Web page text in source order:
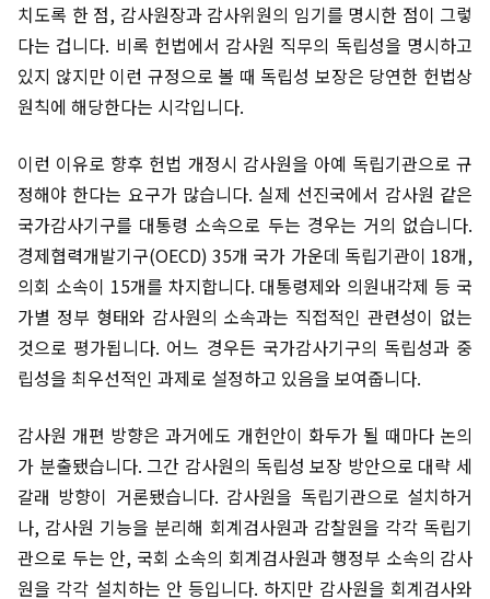
치도록 한 점, 감사원장과 감사위원의 임기를 명시한 점이 그렇
다는 겁니다. 비록 헌법에서 감사원 직무의 독립성을 명시하고
있지 않지만 이런 규정으로 볼 때 독립성 보장은 당연한 헌법상
원칙에 해당한다는 시각입니다.
이런 이유로 향후 헌법 개정시 감사원을 아예 독립기관으로 규
정해야 한다는 요구가 많습니다. 실제 선진국에서 감사원 같은
국가감사기구를 대통령 소속으로 두는 경우는 거의 없습니다.
경제협력개발기구(OECD) 35개 국가 가운데 독립기관이 18개,
의회 소속이 15개를 차지합니다. 대통령제와 의원내각제 등 국
가별 정부 형태와 감사원의 소속과는 직접적인 관련성이 없는
것으로 평가됩니다. 어느 경우든 국가감사기구의 독립성과 중
립성을 최우선적인 과제로 설정하고 있음을 보여줍니다.
감사원 개편 방향은 과거에도 개헌안이 화두가 될 때마다 논의
가 분출됐습니다. 그간 감사원의 독립성 보장 방안으로 대략 세
갈래 방향이 거론됐습니다. 감사원을 독립기관으로 설치하거
나, 감사원 기능을 분리해 회계검사원과 감찰원을 각각 독립기
관으로 두는 안, 국회 소속의 회계검사원과 행정부 소속의 감사
원을 각각 설치하는 안 등입니다. 하지만 감사원을 회계검사와